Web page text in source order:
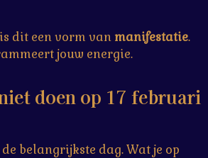
dit een vorm van manifestatie.
jouw energie.
doen op 17 februari
belangrijkste dag. Wat je op